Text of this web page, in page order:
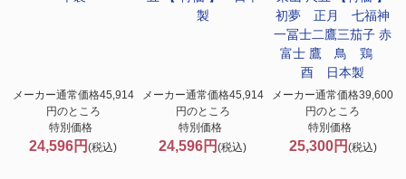
メーカー通常価格45,914
円のところ
特別価格
24,596円(税込)
製
メーカー通常価格45,914
円のところ
特別価格
24,596円(税込)
初夢 正月 七福神
一冨士二鷹三茄子 赤
富士 鷹 鳥 鶏
酉 日本製
メーカー通常価格39,600
円のところ
特別価格
25,300円 (税込)